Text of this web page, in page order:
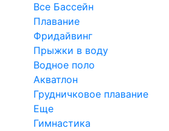
Все Бассейн
Плавание
Фридайвинг
Прыжки в воду
Водное поло
Акватлон
Грудничковое плавание
Еще
Гимнастика